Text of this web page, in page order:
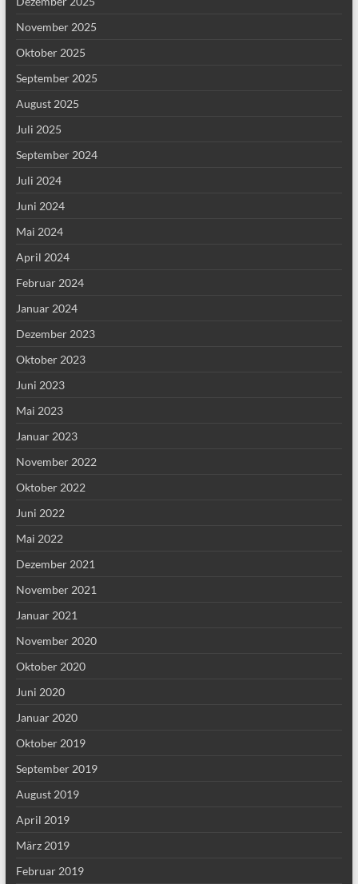
November 2025
Oktober 2025
September 2025
August 2025
Juli 2025
September 2024
Juli 2024
Juni 2024
Mai 2024
April 2024
Februar 2024
Januar 2024
Dezember 2023
Oktober 2023
Juni 2023
Mai 2023
Januar 2023
November 2022
Oktober 2022
Juni 2022
Mai 2022
Dezember 2021
November 2021
Januar 2021
November 2020
Oktober 2020
Juni 2020
Januar 2020
Oktober 2019
September 2019
August 2019
April 2019
März 2019
Februar 2019